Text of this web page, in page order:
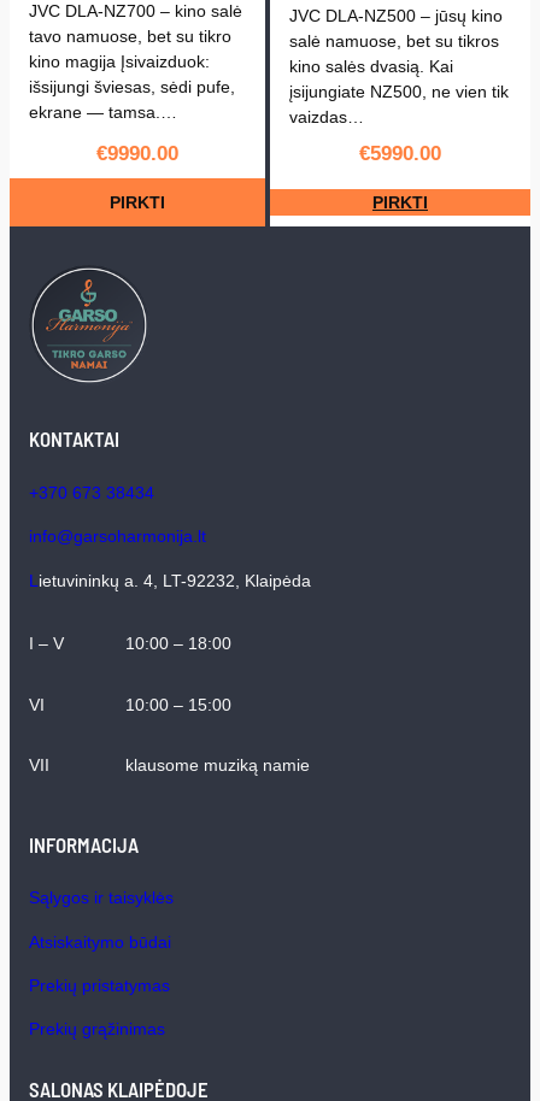
JVC DLA‑NZ700 – kino salė
tavo namuose, bet su tikro
kino magija Įsivaizduok:
išsijungi šviesas, sėdi pufe,
ekrane — tamsa.…
€9990.00
PIRKTI
JVC DLA‑NZ500 – jūsų kino
salė namuose, bet su tikros
kino salės dvasią. Kai
įsijungiate NZ500, ne vien tik
vaizdas…
€5990.00
PIRKTI
KONTAKTAI
+370 673 38434
info@garsoharmonija.lt
L ietuvininkų a. 4, LT-92232, Klaipėda
I – V 10:00 – 18:00
VI 10:00 – 15:00
VII klausome muziką namie
INFORMACIJA
Sąlygos ir taisyklės
Atsiskaitymo būdai
Prekių pristatymas
Prekių grąžinimas
SALONAS KLAIPĖDOJE